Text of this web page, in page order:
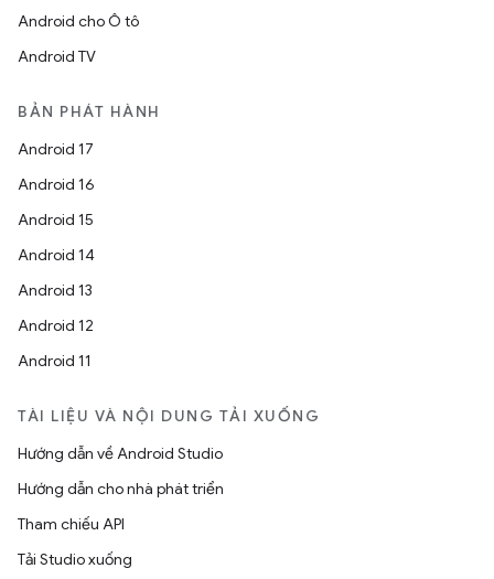
Android cho Ô tô
Android TV
BẢN PHÁT HÀNH
Android 17
Android 16
Android 15
Android 14
Android 13
Android 12
Android 11
TÀI LIỆU VÀ NỘI DUNG TẢI XUỐNG
Hướng dẫn về Android Studio
Hướng dẫn cho nhà phát triển
Tham chiếu API
Tải Studio xuống